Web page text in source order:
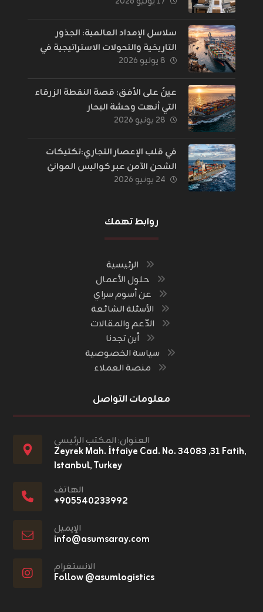
سلاسل الإمداد العالمية: الجذور
التاريخية والتحولات الاستراتيجية في
إدارة اللوجستيات
٨ يوليو ٢٠٢٦
عينٌ على الأفق: قصة النقطة الزرقاء
التي أنهت وحشة البحار
٢٨ يونيو ٢٠٢٦
في قلب الإعصار التجاري:تكتيكات
الشحن الآمن عبر كواليس الموانئ
والحدود
٢٤ يونيو ٢٠٢٦
روابط تهمك
الرئيسية
حلول الأعمال
عن أسوم سراي
الأسئلة الشائعة
الدّعم والمقالات
أين تجدنا
سياسة الخصوصية
منصة العملاء
معلومات التواصل
العنوان: المكتب الرئيسي
Zeyrek Mah. İtfaiye Cad. No. ٣١, ٣٤٠٨٣ Fatih,
Istanbul, Turkey
الهاتف
+٩٠٥٥٤٠٢٣٣٩٩٢
الإيميل
info@asumsaray.com
الانستغرام
Follow @asumlogistics